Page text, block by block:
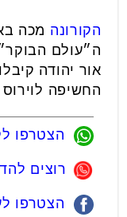
הקורונה מכה
אור יהודה
החשיפה
הצטרפו
רוצים
הצטרפו